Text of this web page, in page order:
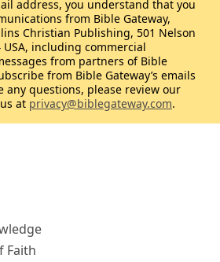
Faith
address, you understand that you
from Bible Gateway,
Christian Publishing, 501 Nelson
USA, including commercial
from partners of Bible
from Bible Gateway’s emails
any questions, please review our
at privacy@biblegateway.com.